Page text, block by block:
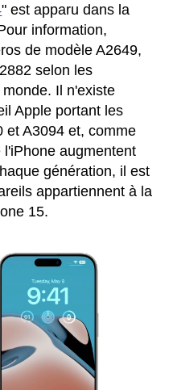
" est apparu dans la
information,
de modèle A2649,
selon les
Il n'existe
Apple portant les
et A3094 et, comme
augmentent
génération, il est
appartiennent à la
15.